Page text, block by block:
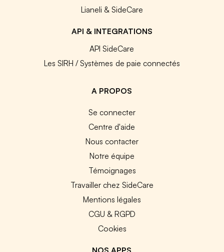
Lianeli & SideCare
API & INTEGRATIONS
API SideCare
Les SIRH / Systèmes de paie connectés
A PROPOS
Se connecter
Centre d'aide
Nous contacter
Notre équipe
Témoignages
Travailler chez SideCare
Mentions légales
CGU & RGPD
Cookies
NOS APPS